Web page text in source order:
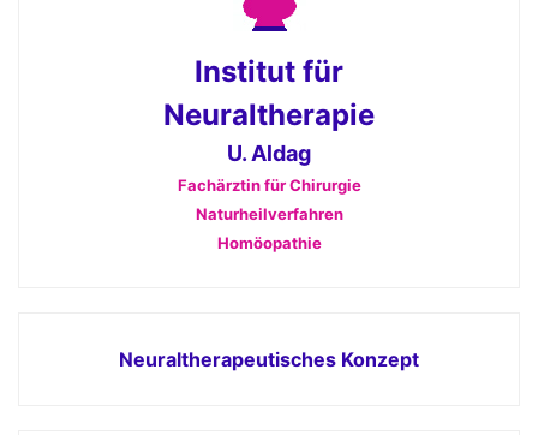
Institut für
Neuraltherapie
U. Aldag
Fachärztin für Chirurgie
Naturheilverfahren
Homöopathie
Neuraltherapeutisches Konzept